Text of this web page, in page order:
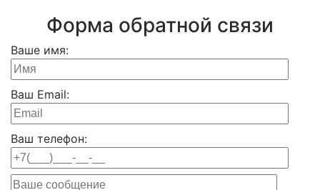
Форма обратной связи
Ваше имя:
Ваш Email:
Ваш телефон: